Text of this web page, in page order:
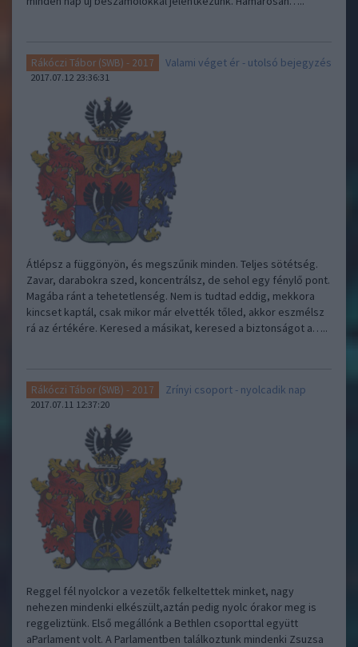
Rákóczi Tábor (SWB) - 2017 Valami véget ér - utolsó bejegyzés
2017.07.12 23:36:31
Átlépsz a függönyön, és megszűnik minden. Teljes sötétség.
Zavar, darabokra szed, koncentrálsz, de sehol egy fénylő pont.
Magába ránt a tehetetlenség. Nem is tudtad eddig, mekkora
kincset kaptál, csak mikor már elvették tőled, akkor eszmélsz
rá az értékére. Keresed a másikat, keresed a biztonságot a…..
Rákóczi Tábor (SWB) - 2017 Zrínyi csoport - nyolcadik nap
2017.07.11 12:37:20
Reggel fél nyolckor a vezetők felkeltettek minket, nagy
nehezen mindenki elkészült,aztán pedig nyolc órakor meg is
reggeliztünk. Első megállónk a Bethlen csoporttal együtt
aParlament volt. A Parlamentben találkoztunk mindenki Zsuzsa